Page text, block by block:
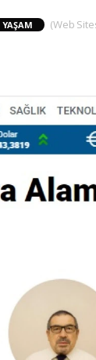
YAŞAM (Web